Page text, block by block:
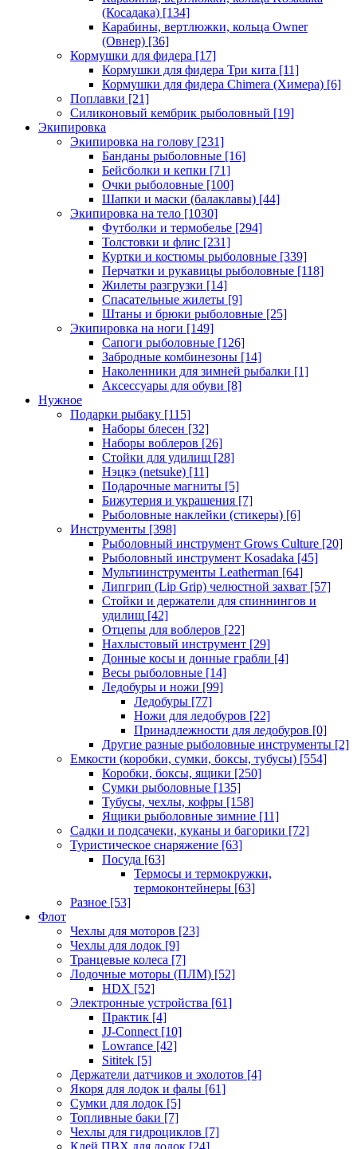
(Косадака) [134]
Карабины, вертлюжки, кольца Owner
(Овнер) [36]
Кормушки для фидера [17]
Кормушки для фидера Три кита [11]
Кормушки для фидера Chimera (Химера) [6]
Поплавки [21]
Силиконовый кембрик рыболовный [19]
Экипировка
Экипировка на голову [231]
Банданы рыболовные [16]
Бейсболки и кепки [71]
Очки рыболовные [100]
Шапки и маски (балаклавы) [44]
Экипировка на тело [1030]
Футболки и термобелье [294]
Толстовки и флис [231]
Куртки и костюмы рыболовные [339]
Перчатки и рукавицы рыболовные [118]
Жилеты разгрузки [14]
Спасательные жилеты [9]
Штаны и брюки рыболовные [25]
Экипировка на ноги [149]
Сапоги рыболовные [126]
Забродные комбинезоны [14]
Наколенники для зимней рыбалки [1]
Аксессуары для обуви [8]
Нужное
Подарки рыбаку [115]
Наборы блесен [32]
Наборы воблеров [26]
Стойки для удилищ [28]
Нэцкэ (netsuke) [11]
Подарочные магниты [5]
Бижутерия и украшения [7]
Рыболовные наклейки (стикеры) [6]
Инструменты [398]
Рыболовный инструмент Grows Culture [20]
Рыболовный инструмент Kosadaka [45]
Мультиинструменты Leatherman [64]
Липгрип (Lip Grip) челюстной захват [57]
Стойки и держатели для спиннингов и
удилищ [42]
Отцепы для воблеров [22]
Нахлыстовый инструмент [29]
Донные косы и донные грабли [4]
Весы рыболовные [14]
Ледобуры и ножи [99]
Ледобуры [77]
Ножи для ледобуров [22]
Принадлежности для ледобуров [0]
Другие разные рыболовные инструменты [2]
Емкости (коробки, сумки, боксы, тубусы) [554]
Коробки, боксы, ящики [250]
Сумки рыболовные [135]
Тубусы, чехлы, кофры [158]
Ящики рыболовные зимние [11]
Садки и подсачеки, куканы и багорики [72]
Туристическое снаряжение [63]
Посуда [63]
Термосы и термокружки,
термоконтейнеры [63]
Разное [53]
Флот
Чехлы для моторов [23]
Чехлы для лодок [9]
Транцевые колеса [7]
Лодочные моторы (ПЛМ) [52]
HDX [52]
Электронные устройства [61]
Практик [4]
JJ-Connect [10]
Lowrance [42]
Sititek [5]
Держатели датчиков и эхолотов [4]
Якоря для лодок и фалы [61]
Сумки для лодок [5]
Топливные баки [7]
Чехлы для гидроциклов [7]